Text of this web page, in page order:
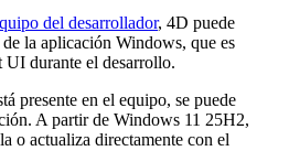
del desarrollador, 4D puede
la aplicación Windows, que es
UI durante el desarrollo.
presente en el equipo, se puede
A partir de Windows 11 25H2,
o actualiza directamente con el